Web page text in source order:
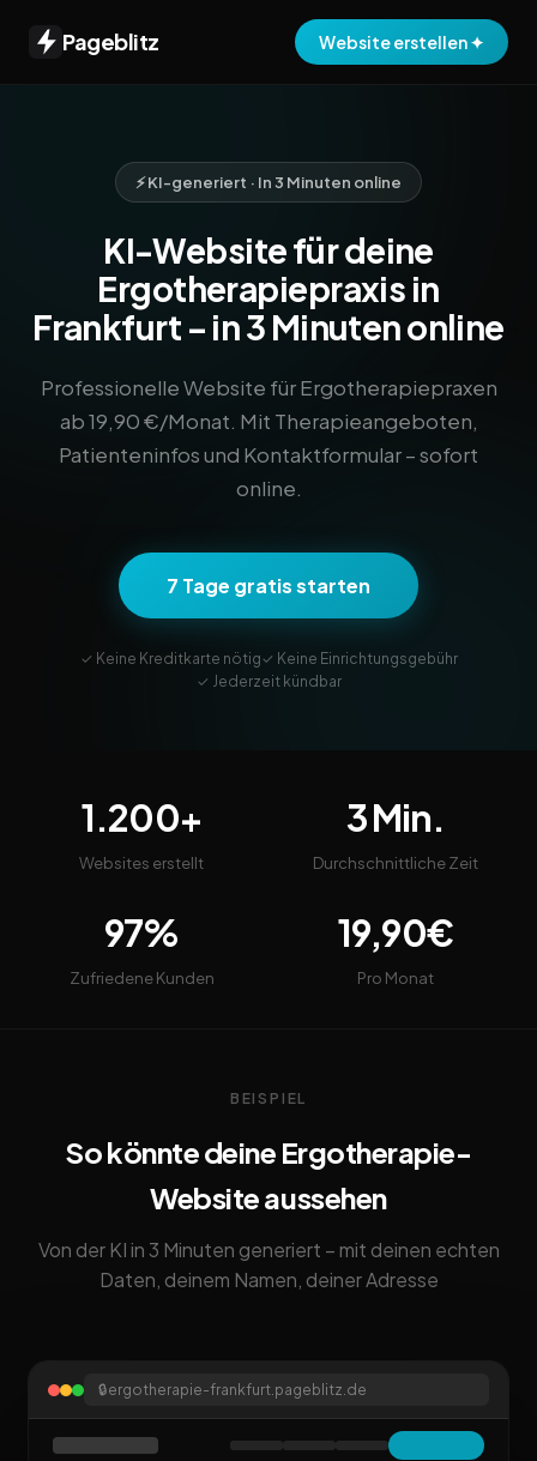
Pageblitz Website erstellen ✦
⚡ KI-generiert · In 3 Minuten online
KI-Website für deine
Ergotherapiepraxis in
Frankfurt – in 3 Minuten online
Professionelle Website für Ergotherapiepraxen
ab 19,90 €/Monat. Mit Therapieangeboten,
Patienteninfos und Kontaktformular – sofort
online.
7 Tage gratis starten
✓ Keine Kreditkarte nötig✓ Keine Einrichtungsgebühr
✓ Jederzeit kündbar
1.200+
Websites erstellt
3 Min.
Durchschnittliche Zeit
97%
Zufriedene Kunden
19,90€
Pro Monat
BEISPIEL
So könnte deine Ergotherapie-
Website aussehen
Von der KI in 3 Minuten generiert – mit deinen echten
Daten, deinem Namen, deiner Adresse
🔒ergotherapie-frankfurt.pageblitz.de